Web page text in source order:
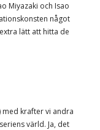
Miyazaki och Isao
något
lätt att hitta de
med krafter vi andra
värld. Ja, det